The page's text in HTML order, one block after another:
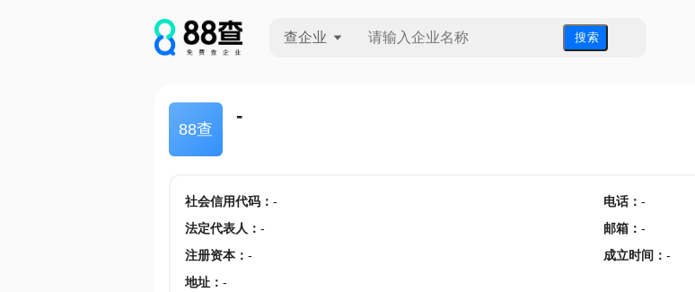
查企业 搜 索
88查
-
社会信用代码： - 电话： -
法定代表人 ： - 邮箱 ： -
注册资本： - 成立时间 ： -
地址： -